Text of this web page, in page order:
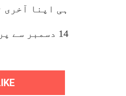
ہی اپنا آخری
14 دسمبر سے پرتھ میں کھیلا جارہا ہے۔